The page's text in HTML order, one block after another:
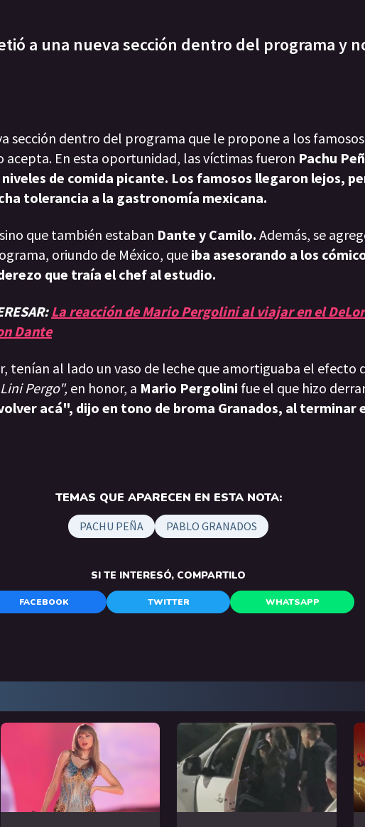
a una nueva sección dentro del programa y
sección dentro del programa que le propone a los
acepta. En esta oportunidad, las víctimas fueron Pachu
de comida picante. Los famosos llegaron lejos,
tolerancia a la gastronomía mexicana.
que también estaban Dante y Camilo. Además, se
oriundo de México, que iba asesorando a los
que traía el chef al estudio.
La reacción de Mario Pergolini al viajar en el
Dante
tenían al lado un vaso de leche que amortiguaba el efecto
Pergo", en honor, a Mario Pergolini fue el que hizo
acá", dijo en tono de broma Granados, al terminar
TEMAS QUE APARECEN EN ESTA NOTA:
PACHU PEÑA PABLO GRANADOS
SI TE INTERESÓ, COMPARTILO
FACEBOOK TWITTER WHATSAPP